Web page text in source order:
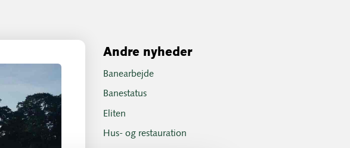
Andre nyheder
Banearbejde
Banestatus
Eliten
Hus- og restauration